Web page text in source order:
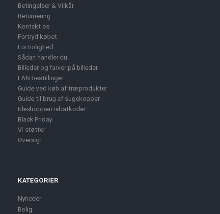
Betingelser & Vilkår
Returnering
Kontakt os
Fortryd købet
Fortrolighed
Sådan handler du
Billeder og farver på billeder
EAN bestillinger
Guide ved køb af træprodukter
Guide til brug af sugekopper
Ideshoppen rabatkoder
Black Friday
Vi støtter
Oversigt
KATEGORIER
Nyheder
Bolig